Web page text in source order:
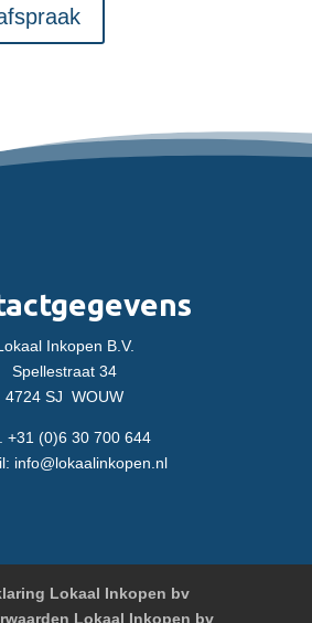
Inkopen B.V.
Spellestraat 34
4724 SJ WOUW
+31 (0)6 30 700 644
info@lokaalinkopen.nl
Lokaal Inkopen bv
Lokaal Inkopen bv